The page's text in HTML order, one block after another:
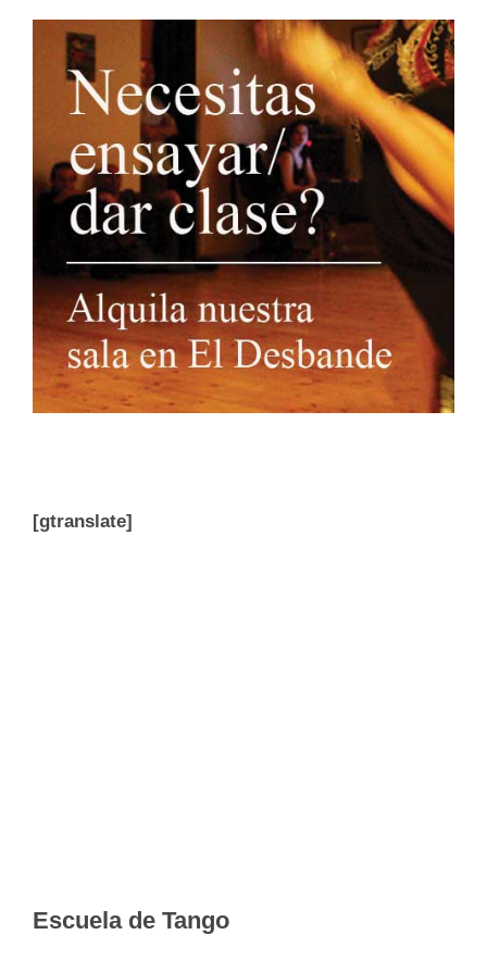
[gtranslate]
Escuela de Tango